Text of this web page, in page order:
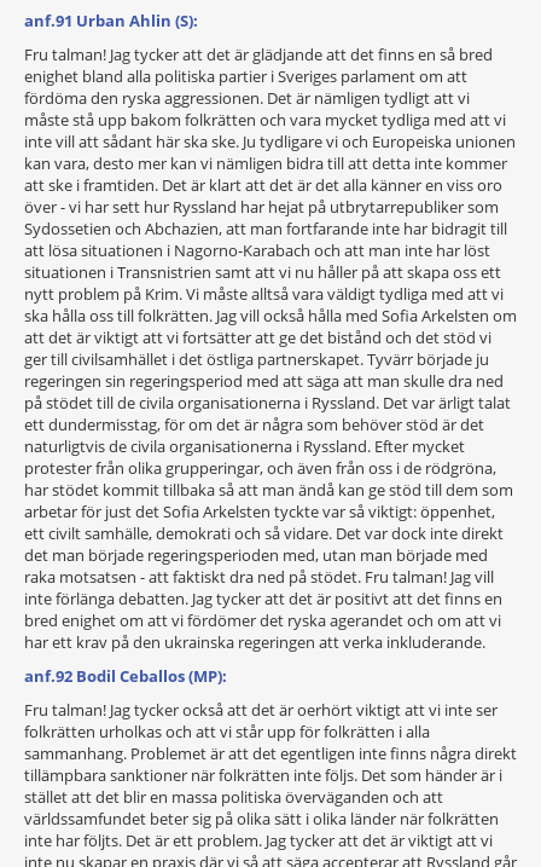
anf.91 Urban Ahlin (S):
Fru talman! Jag tycker att det är glädjande att det finns en så bred
enighet bland alla politiska partier i Sveriges parlament om att
fördöma den ryska aggressionen. Det är nämligen tydligt att vi
måste stå upp bakom folkrätten och vara mycket tydliga med att vi
inte vill att sådant här ska ske. Ju tydligare vi och Europeiska unionen
kan vara, desto mer kan vi nämligen bidra till att detta inte kommer
att ske i framtiden. Det är klart att det är det alla känner en viss oro
över - vi har sett hur Ryssland har hejat på utbrytarrepubliker som
Sydossetien och Abchazien, att man fortfarande inte har bidragit till
att lösa situationen i Nagorno-Karabach och att man inte har löst
situationen i Transnistrien samt att vi nu håller på att skapa oss ett
nytt problem på Krim. Vi måste alltså vara väldigt tydliga med att vi
ska hålla oss till folkrätten. Jag vill också hålla med Sofia Arkelsten om
att det är viktigt att vi fortsätter att ge det bistånd och det stöd vi
ger till civilsamhället i det östliga partnerskapet. Tyvärr började ju
regeringen sin regeringsperiod med att säga att man skulle dra ned
på stödet till de civila organisationerna i Ryssland. Det var ärligt talat
ett dundermisstag, för om det är några som behöver stöd är det
naturligtvis de civila organisationerna i Ryssland. Efter mycket
protester från olika grupperingar, och även från oss i de rödgröna,
har stödet kommit tillbaka så att man ändå kan ge stöd till dem som
arbetar för just det Sofia Arkelsten tyckte var så viktigt: öppenhet,
ett civilt samhälle, demokrati och så vidare. Det var dock inte direkt
det man började regeringsperioden med, utan man började med
raka motsatsen - att faktiskt dra ned på stödet. Fru talman! Jag vill
inte förlänga debatten. Jag tycker att det är positivt att det finns en
bred enighet om att vi fördömer det ryska agerandet och om att vi
har ett krav på den ukrainska regeringen att verka inkluderande.
anf.92 Bodil Ceballos (MP):
Fru talman! Jag tycker också att det är oerhört viktigt att vi inte ser
folkrätten urholkas och att vi står upp för folkrätten i alla
sammanhang. Problemet är att det egentligen inte finns några direkt
tillämpbara sanktioner när folkrätten inte följs. Det som händer är i
stället att det blir en massa politiska överväganden och att
världssamfundet beter sig på olika sätt i olika länder när folkrätten
inte har följts. Det är ett problem. Jag tycker att det är viktigt att vi